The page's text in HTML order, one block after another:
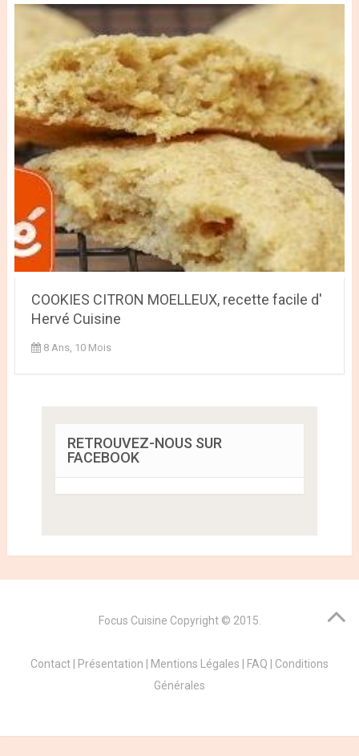
COOKIES CITRON MOELLEUX, recette facile d'
Hervé Cuisine
8 Ans, 10 Mois
RETROUVEZ-NOUS SUR
FACEBOOK
Focus Cuisine Copyright © 2015.
Contact Présentation Mentions Légales FAQ
Conditions
Générales